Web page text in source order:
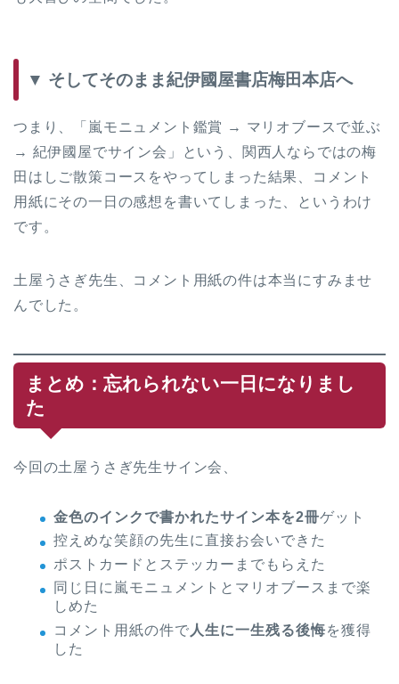
▼ そしてそのまま紀伊國屋書店梅田本店へ
つまり、「嵐モニュメント鑑賞 → マリオブースで並ぶ
→ 紀伊國屋でサイン会」という、関西人ならではの梅
田はしご散策コースをやってしまった結果、コメント
用紙にその一日の感想を書いてしまった、というわけ
です。
土屋うさぎ先生、コメント用紙の件は本当にすみませ
んでした。
まとめ：忘れられない一日になりまし
た
今回の土屋うさぎ先生サイン会、
金色のインクで書かれたサイン本を2冊ゲット
控えめな笑顔の先生に直接お会いできた
ポストカードとステッカーまでもらえた
同じ日に嵐モニュメントとマリオブースまで楽
しめた
コメント用紙の件で 人生に一生残る後悔を獲得
した